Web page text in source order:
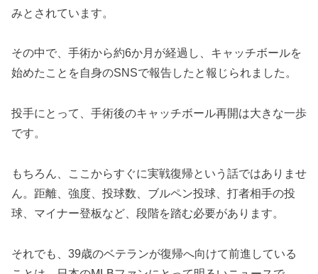
みとされています。
その中で、手術から約6か月が経過し、キャッチボールを
始めたことを自身のSNSで報告したと報じられました。
投手にとって、手術後のキャッチボール再開は大きな一歩
です。
もちろん、ここからすぐに実戦復帰という話ではありませ
ん。距離、強度、投球数、ブルペン投球、打者相手の投
球、マイナー登板など、段階を踏む必要があります。
それでも、39歳のベテランが復帰へ向けて前進している